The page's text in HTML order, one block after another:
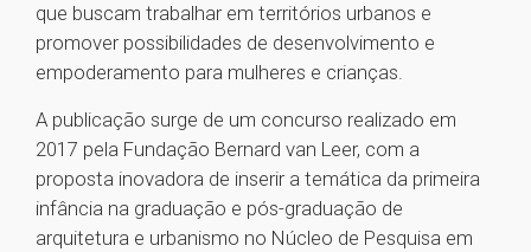
que buscam trabalhar em territórios urbanos e
promover possibilidades de desenvolvimento e
empoderamento para mulheres e crianças.
A publicação surge de um concurso realizado em
2017 pela Fundação Bernard van Leer, com a
proposta inovadora de inserir a temática da primeira
infância na graduação e pós-graduação de
arquitetura e urbanismo no Núcleo de Pesquisa em